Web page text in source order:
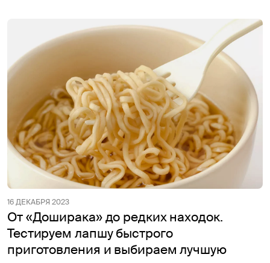
16 ДЕКАБРЯ 2023
От «Доширака» до редких находок.
Тестируем лапшу быстрого
приготовления и выбираем лучшую